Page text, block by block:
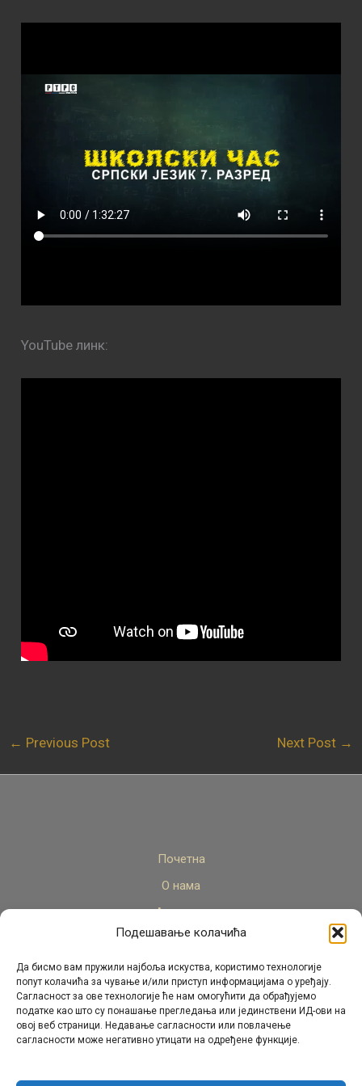
Подешавање колачића
Да бисмо вам пружили најбоља искуства, користимо технологије
попут колачића за чување и/или приступ информацијама о уређају.
Сагласност за ове технологије ће нам омогућити да обрађујемо
податке као што су понашање прегледања или јединствени ИД-ови на
овој веб страници. Недавање сагласности или повлачење
сагласности може негативно утицати на одређене функције.
YouTube линк:
← Previous Post Next Post →
Почетна
О нама
Актуелно
Стручни кадар
Пројекти
Архива
Контакт